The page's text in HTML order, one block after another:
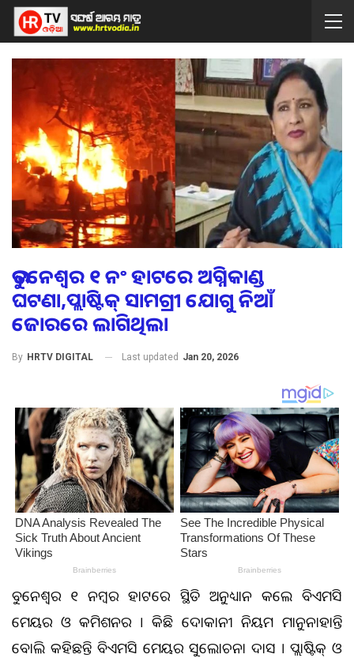
ଭୁବନେଶ୍ୱର ୧ ନଂ ହାଟରେ ଅଗ୍ନିକାଣ୍ଡ
ଘଟଣା,ପ୍ଲାଷ୍ଟିକ୍ ସାମଗ୍ରୀ ଯୋଗୁ ନିଆଁ
ଜୋରରେ ଲାଗିଥିଲା
By HRTV DIGITAL Last updated Jan 20, 2026
ଭୁବନେଶ୍ବର ୧ ନମ୍ବର ହାଟରେ ସ୍ଥିତି ଅନୁଧ୍ୟାନ କଲେ ବିଏମସି
ମେୟର ଓ କମିଶନର । କିଛି ଦୋକାନୀ ନିୟମ ମାନୁନାହାନ୍ତି
ବୋଲି କହିଛନ୍ତି ବିଏମସି ମେୟର ସୁଲୋଚନା ଦାସ । ପ୍ଲାଷ୍ଟିକ୍ ଓ